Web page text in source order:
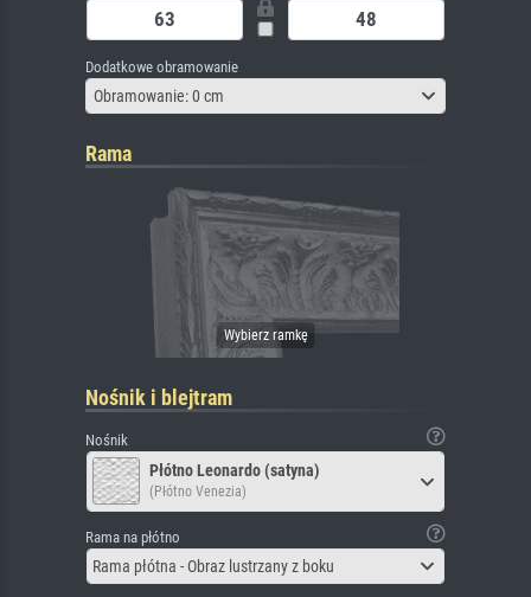
Dodatkowe obramowanie
Obramowanie: 0 cm
Rama
Nośnik i blejtram
Nośnik
Płótno Leonardo (satyna)
(Płótno Venezia)
Rama na płótno
Rama płótna - Obraz lustrzany z boku